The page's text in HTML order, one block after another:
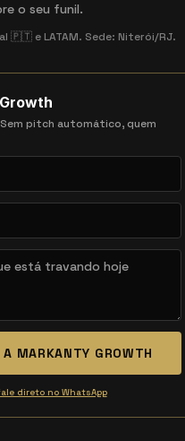
o seu funil.
e LATAM. Sede: Niterói/RJ.
pitch automático, quem
MARKANTY GROWTH
direto no WhatsApp